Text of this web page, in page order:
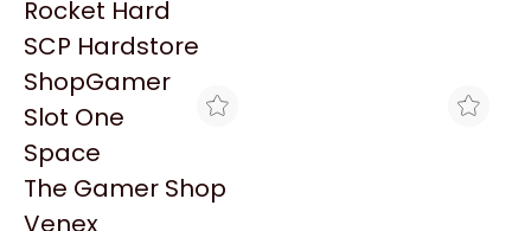
Philips
PowerColor
Razer
Redragon
Samsung
Sandisk
Rocket Hard
SCP Hardstore
ShopGamer
Slot One
Space
The Gamer Shop
Venex
Explorá más productos similares